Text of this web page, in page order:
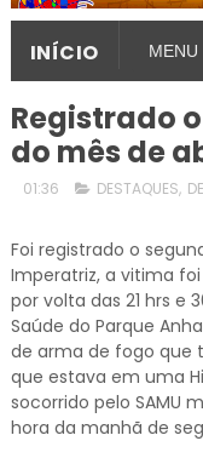
INÍCIO
Registrado
do mês de
01:36 DESTAQUES,
Foi registrado o
Imperatriz, a vitima
por volta das 21 hrs e
Saúde do Parque
de arma de fogo que
que estava em uma
socorrido pelo SAMU
hora da manhã de